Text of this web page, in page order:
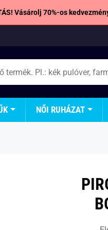
Vásárolj 70%-os
NŐI RUHÁZAT